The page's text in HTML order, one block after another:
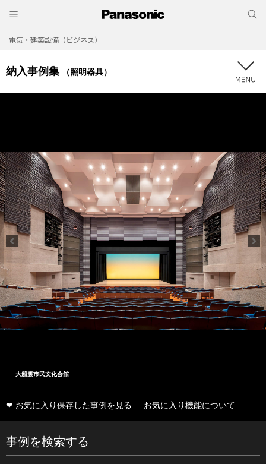
電気・建築設備（ビジネス）
納入事例集 （照明器具）
大船渡市民文化会館
❤ お気に入り保存した事例を見る お気に入り機能について
事例を検索する